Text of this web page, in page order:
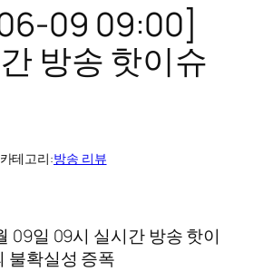
09 09:00]
방송 핫이슈
카테고리:방송 리뷰
09일 09시 실시간 방송 핫이
불확실성 증폭